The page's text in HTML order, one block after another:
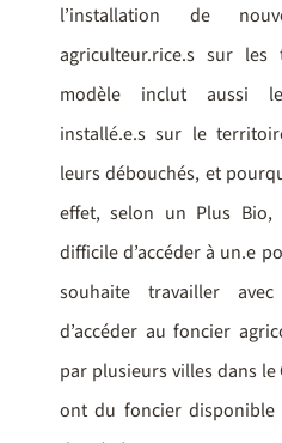
l’installation de
agriculteur.rice.s sur
modèle inclut aussi
installé.e.s sur le
leurs débouchés, et
effet, selon un Plus
difficile d’accéder à un.e
souhaite travailler
d’accéder au foncier
par plusieurs villes dans
ont du foncier